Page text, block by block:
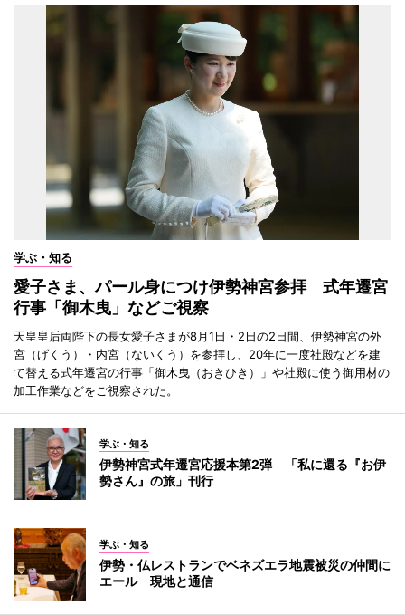
学ぶ・知る
愛子さま、パール身につけ伊勢神宮参拝 式年遷宮
行事「御木曳」などご視察
天皇皇后両陛下の長女愛子さまが8月1日・2日の2日間、伊勢神宮の外
宮（げくう）・内宮（ないくう）を参拝し、20年に一度社殿などを建
て替える式年遷宮の行事「御木曳（おきひき）」や社殿に使う御用材の
加工作業などをご視察された。
学ぶ・知る
伊勢神宮式年遷宮応援本第2弾 「私に還る『お伊
勢さん』の旅」刊行
学ぶ・知る
伊勢・仏レストランでベネズエラ地震被災の仲間に
エール 現地と通信